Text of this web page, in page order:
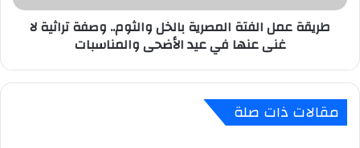
لا
عيد
والمناسبات
طريقة عمل الفتة المصرية بالخل والثوم.. وصفة تراثية لا
غنى عنها في عيد الأضحى والمناسبات
مقالات ذات صلة